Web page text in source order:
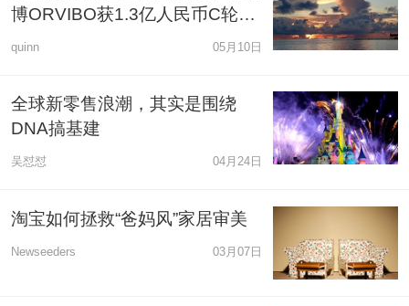
博ORVIBO获1.3亿人民币C轮融
资
quinn 05月10日
全球新零售浪潮，其实是围绕
DNA搞基建
吴怼怼 04月24日
淘宝如何拯救“爸妈风”家居审美
Newseeders 03月07日